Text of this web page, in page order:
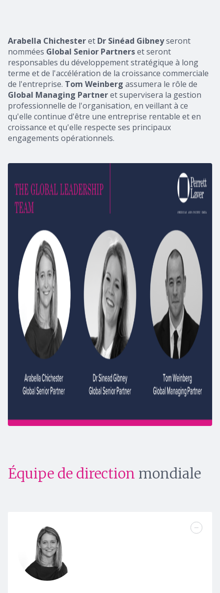
Arabella Chichesteret Dr Sinéad Gibneyseront
nommées Global Senior Partnerset seront
responsables du développement stratégique à long
terme et de l'accélération de la croissance commerciale
de l'entreprise. Tom Weinberg assumera le rôle de
Global Managing Partneret supervisera la gestion
professionnelle de l'organisation, en veillant à ce
qu'elle continue d'être une entreprise rentable et en
croissance et qu'elle respecte ses principaux
engagements opérationnels.
Équipe de direction mondiale